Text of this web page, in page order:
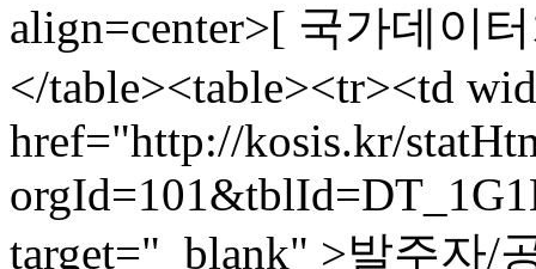
align=center>[ 국가데이
</table><table><tr><td
href="http://kosis.kr/
target="_blank" >발주자/